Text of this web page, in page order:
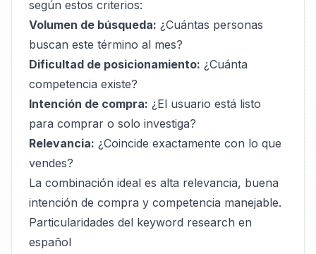
según estos criterios:
Volumen de búsqueda: ¿Cuántas personas
buscan este término al mes?
Dificultad de posicionamiento: ¿Cuánta
competencia existe?
Intención de compra: ¿El usuario está listo
para comprar o solo investiga?
Relevancia: ¿Coincide exactamente con lo que
vendes?
La combinación ideal es alta relevancia, buena
intención de compra y competencia manejable.
Particularidades del keyword research en
español